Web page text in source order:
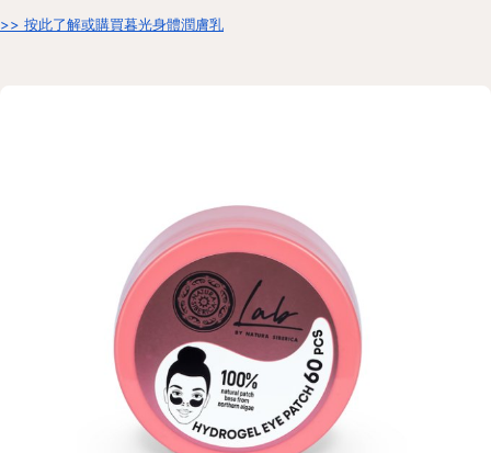
>> 按此了解或購買暮光身體潤膚乳